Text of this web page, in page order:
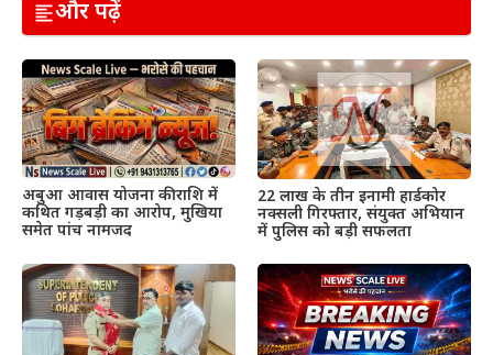
और पढ़ें
अबुआ आवास योजना की राशि में
कथित गड़बड़ी का आरोप, मुखिया
समेत पांच नामजद
22 लाख के तीन इनामी हार्डकोर
नक्सली गिरफ्तार, संयुक्त अभियान
में पुलिस को बड़ी सफलता